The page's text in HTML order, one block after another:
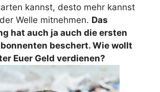
kannst, desto mehr kannst
Welle mitnehmen. Das
hat auch ja auch die ersten
beschert. Wie wollt
Euer Geld verdienen?